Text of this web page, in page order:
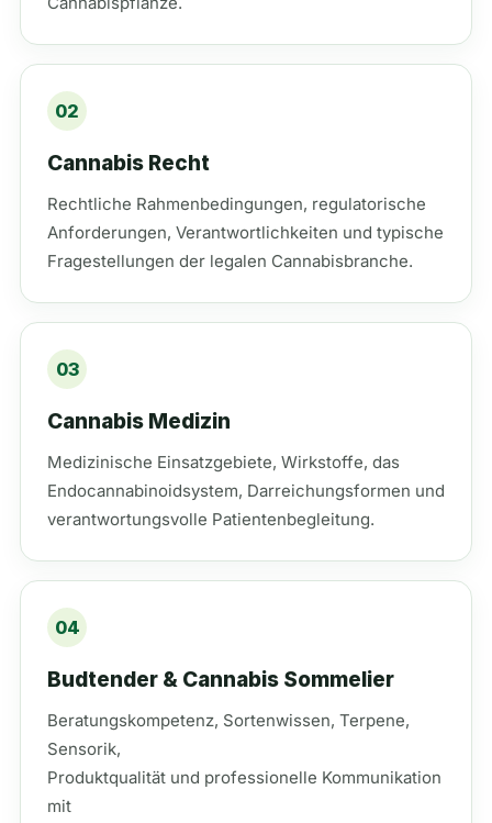
02
Cannabis Recht
Rechtliche Rahmenbedingungen, regulatorische
Anforderungen, Verantwortlichkeiten und typische
Fragestellungen der legalen Cannabisbranche.
03
Cannabis Medizin
Medizinische Einsatzgebiete, Wirkstoffe, das
Endocannabinoidsystem, Darreichungsformen und
verantwortungsvolle Patientenbegleitung.
04
Budtender & Cannabis Sommelier
Beratungskompetenz, Sortenwissen, Terpene,
Sensorik,
Produktqualität und professionelle Kommunikation
mit